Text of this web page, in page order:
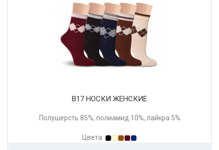
В17 НОСКИ ЖЕНСКИЕ
Полушерсть 85%, полиамид 10%, лайкра 5%
Цвета: